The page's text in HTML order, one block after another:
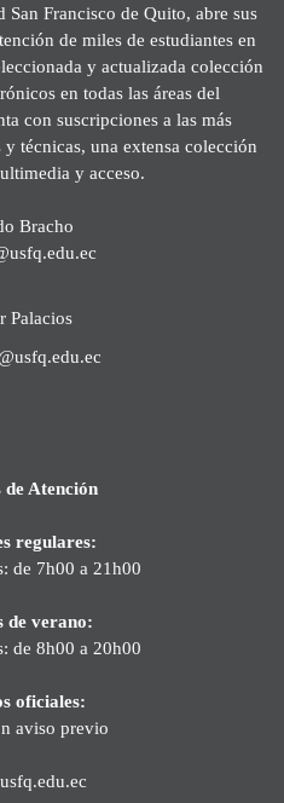
Francisco de Quito, abre sus
de miles de estudiantes en
y actualizada colección
en todas las áreas del
con suscripciones a las más
técnicas, una extensa colección
y acceso.
Bracho
Palacios
Atención
regulares:
de 7h00 a 21h00
de verano:
de 8h00 a 20h00
oficiales:
aviso previo